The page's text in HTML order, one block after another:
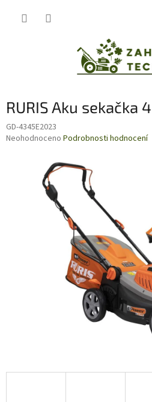
RURIS Aku sekačka
GD-4345E2023
Průměrné
Neohodnoceno Podrobnosti hodnocení